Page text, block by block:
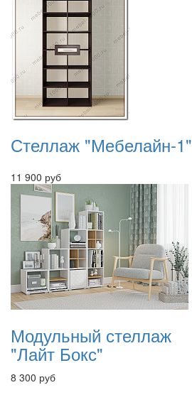
Стеллаж "Мебелайн-1"
11 900 руб
Модульный стеллаж
"Лайт Бокс"
8 300 руб